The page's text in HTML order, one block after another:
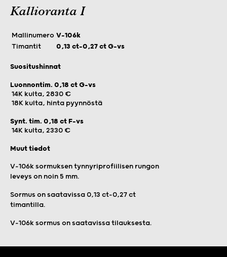
Kallioranta I
Mallinumero V-106k
Timantit
0,13 ct–0,27 ct G-vs
Suositushinnat
Luonnontim. 0,18 ct G-vs
14K kulta, 2830 €
18K kulta, hinta pyynnöstä
Synt. tim. 0,18 ct F-vs
14K kulta, 2330 €
Muut tiedot
V-106k sormuksen tynnyriprofiilisen rungon
leveys on noin 5 mm.
Sormus on saatavissa 0,13 ct–0,27 ct
timantilla.
V-106k sormus on saatavissa tilauksesta.